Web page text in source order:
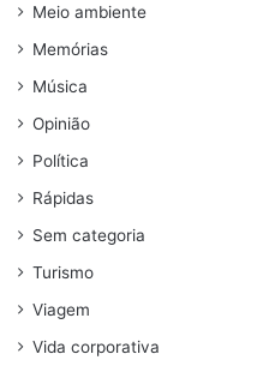
Meio ambiente
Memórias
Música
Opinião
Política
Rápidas
Sem categoria
Turismo
Viagem
Vida corporativa